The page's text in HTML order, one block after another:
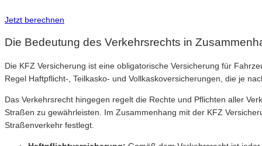
Jetzt berechnen
Die Bedeutung des Verkehrsrechts in
Die KFZ Versicherung ist eine obligatorische Versicherung für
Regel Haftpflicht-, Teilkasko- und Vollkaskoversicherungen, die je
Das Verkehrsrecht hingegen regelt die Rechte und Pflichten aller
Straßen zu gewährleisten. Im Zusammenhang mit der KFZ
Straßenverkehr festlegt.